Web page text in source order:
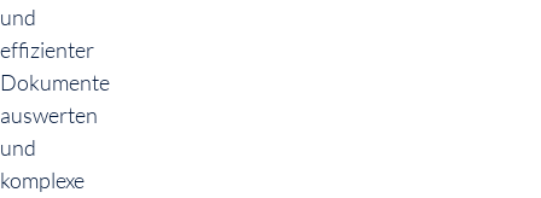
und
effizienter
Dokumente
auswerten
und
komplexe